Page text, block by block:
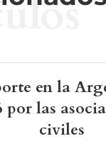
en la
por las
civiles